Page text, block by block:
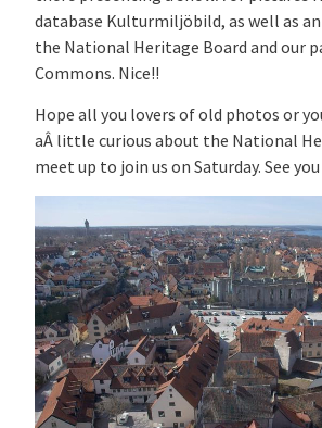
database Kulturmiljöbild, as well as
the National Heritage Board and our
Commons. Nice!!
Hope all you lovers of old photos or
aÂ little curious about the National
meet up to join us on Saturday. See